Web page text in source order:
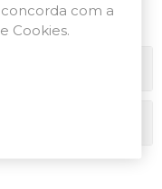
concorda com a
Cookies.